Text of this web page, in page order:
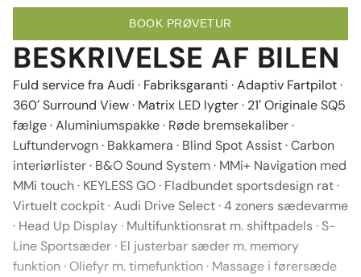
BOOK PRØVETUR
BESKRIVELSE AF BILEN
Fuld service fra Audi · Fabriksgaranti · Adaptiv Fartpilot ·
360′ Surround View · Matrix LED lygter · 21′ Originale SQ5
fælge · Aluminiumspakke · Røde bremsekaliber ·
Luftundervogn · Bakkamera · Blind Spot Assist · Carbon
interiørlister · B&O Sound System · MMi+ Navigation med
MMi touch · KEYLESS GO · Fladbundet sportsdesign rat ·
Virtuelt cockpit · Audi Drive Select · 4 zoners sædevarme
· Head Up Display · Multifunktionsrat m. shiftpadels · S-
Line Sportsæder · El justerbar sæder m. memory
funktion · Oliefyr m. timefunktion · Massage i førersæde